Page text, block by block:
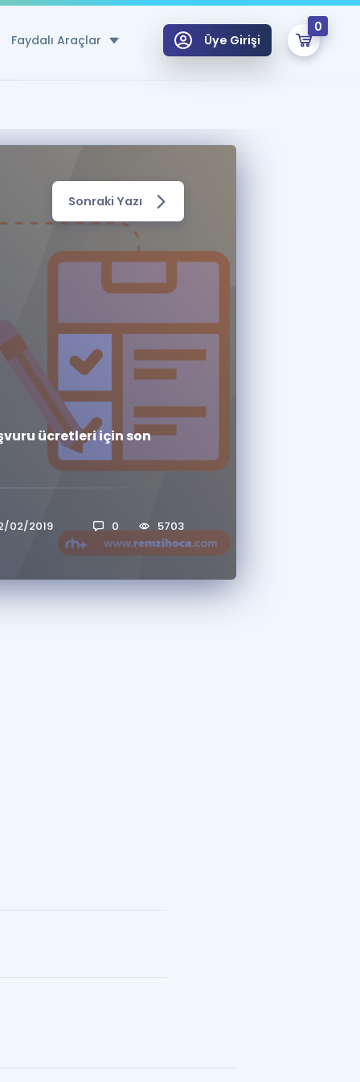
Faydalı Araçlar
Hesaplama Aracı
için Öneriler
Tek Takvimde
Özel Fırsatlar
Sınavlarla İlgili Haberler
Üye Girişi
0
ÜYE DEĞİLİM
Sepetin Şu An Boş.
Hoca ile seni sınava hazırlayacak onlarca eğitim seni bekliyor!
Sonraki Yazı
ücretleri için son
02/2019 0 5703